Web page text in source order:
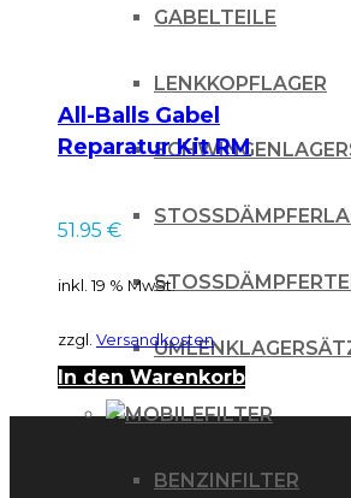
GABELTEILE
LENKKOPFLAGER
FILTER
BENZINFILTER
All-Balls Gabel
Reparatur Kit RM
51.95 €
inkl. 19 % MwSt.
zzgl. Versandkosten
In den Warenkorb